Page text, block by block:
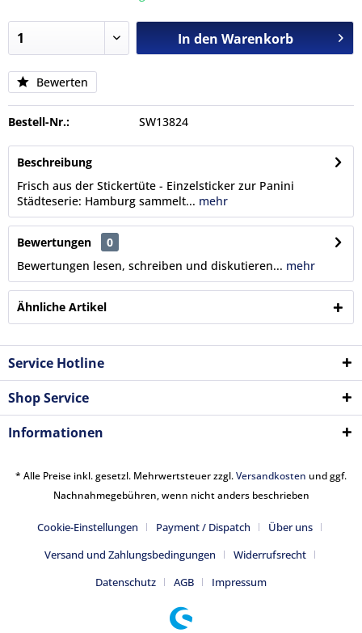
In den Warenkorb
Bewerten
Bestell-Nr.: SW13824
Beschreibung
Frisch aus der Stickertüte - Einzelsticker zur Panini
Städteserie: Hamburg sammelt... mehr
Bewertungen
0
Bewertungen lesen, schreiben und diskutieren... mehr
Ähnliche Artikel
Service Hotline
Shop Service
Informationen
* Alle Preise inkl. gesetzl. Mehrwertsteuer zzgl.Versandkosten und ggf.
Nachnahmegebühren, wenn nicht anders beschrieben
Cookie-Einstellungen Payment / Dispatch
Über uns
Versand und Zahlungsbedingungen
Widerrufsrecht
Datenschutz
AGB Impressum